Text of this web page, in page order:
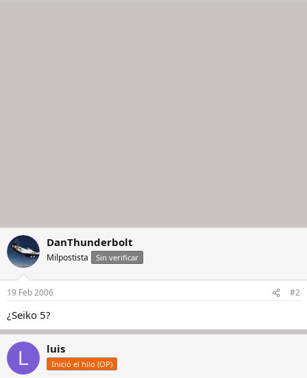
DanThunderbolt
Milpostista Sin verificar
19 Feb 2006 #2
¿Seiko 5?
L luis
Inició el hilo (OP)